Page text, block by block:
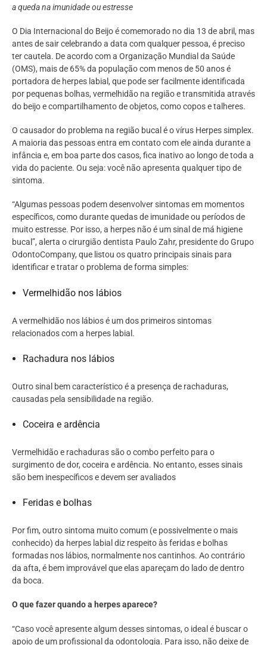
a queda na imunidade ou estresse
O Dia Internacional do Beijo é comemorado no dia 13 de abril, mas
antes de sair celebrando a data com qualquer pessoa, é preciso
ter cautela. De acordo com a Organização Mundial da Saúde
(OMS), mais de 65% da população com menos de 50 anos é
portadora de herpes labial, que pode ser facilmente identificada
por pequenas bolhas, vermelhidão na região e transmitida através
do beijo e compartilhamento de objetos, como copos e talheres.
O causador do problema na região bucal é o vírus Herpes simplex.
A maioria das pessoas entra em contato com ele ainda durante a
infância e, em boa parte dos casos, fica inativo ao longo de toda a
vida do paciente. Ou seja: você não apresenta qualquer tipo de
sintoma.
“Algumas pessoas podem desenvolver sintomas em momentos
específicos, como durante quedas de imunidade ou períodos de
muito estresse. Por isso, a herpes não é um sinal de má higiene
bucal”, alerta o cirurgião dentista Paulo Zahr, presidente do Grupo
OdontoCompany, que listou os quatro principais sinais para
identificar e tratar o problema de forma simples:
Vermelhidão nos lábios
A vermelhidão nos lábios é um dos primeiros sintomas
relacionados com a herpes labial.
Rachadura nos lábios
Outro sinal bem característico é a presença de rachaduras,
causadas pela sensibilidade na região.
Coceira e ardência
Vermelhidão e rachaduras são o combo perfeito para o
surgimento de dor, coceira e ardência. No entanto, esses sinais
são bem inespecíficos e devem ser avaliados
Feridas e bolhas
Por fim, outro sintoma muito comum (e possivelmente o mais
conhecido) da herpes labial diz respeito às feridas e bolhas
formadas nos lábios, normalmente nos cantinhos. Ao contrário
da afta, é bem improvável que elas apareçam do lado de dentro
da boca.
O que fazer quando a herpes aparece?
“Caso você apresente algum desses sintomas, o ideal é buscar o
apoio de um profissional da odontologia. Para isso, não deixe de